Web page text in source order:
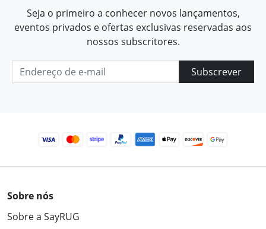
Seja o primeiro a conhecer novos lançamentos,
eventos privados e ofertas exclusivas reservadas aos
nossos subscritores.
Subscrever
Sobre nós
Sobre a SayRUG